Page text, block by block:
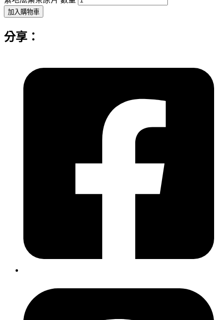
加入購物車
分享：